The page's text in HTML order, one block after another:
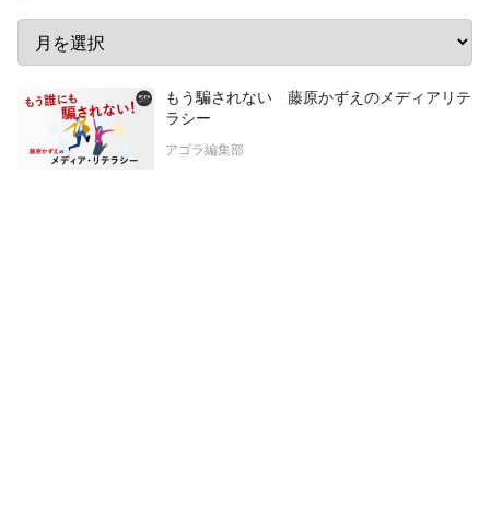
もう騙されない 藤原かずえのメディアリテ
ラシー
アゴラ編集部